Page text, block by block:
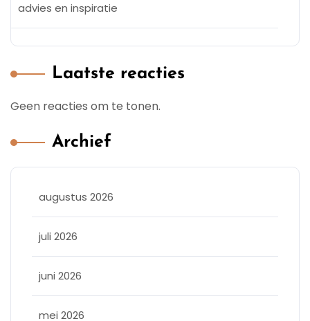
advies en inspiratie
Laatste reacties
Geen reacties om te tonen.
Archief
augustus 2026
juli 2026
juni 2026
mei 2026